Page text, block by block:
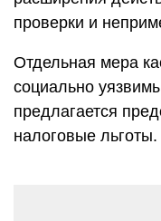
проверки и
Отдельная мера
социально
предлагается
налоговые льготы.